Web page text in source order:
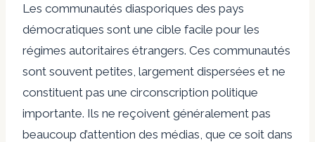
Les communautés diasporiques des pays
démocratiques sont une cible facile pour les
régimes autoritaires étrangers. Ces communautés
sont souvent petites, largement dispersées et ne
constituent pas une circonscription politique
importante. Ils ne reçoivent généralement pas
beaucoup d’attention des médias, que ce soit dans